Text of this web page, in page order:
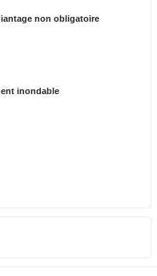
non obligatoire
inondable